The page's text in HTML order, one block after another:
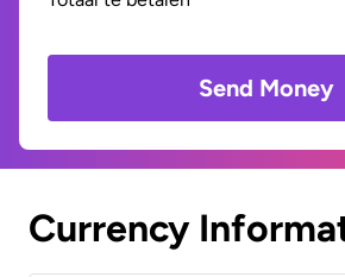
Send Money
Currency